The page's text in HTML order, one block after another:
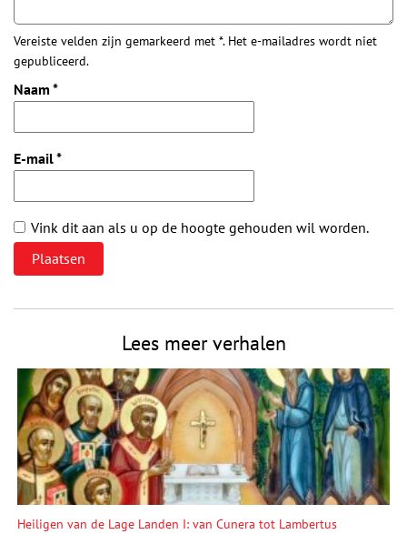
Vereiste velden zijn gemarkeerd met *. Het e-mailadres wordt niet
gepubliceerd.
Naam *
E-mail*
Vink dit aan als u op de hoogte gehouden wil worden.
Lees meer verhalen
Heiligen van de Lage Landen I: van Cunera tot Lambertus